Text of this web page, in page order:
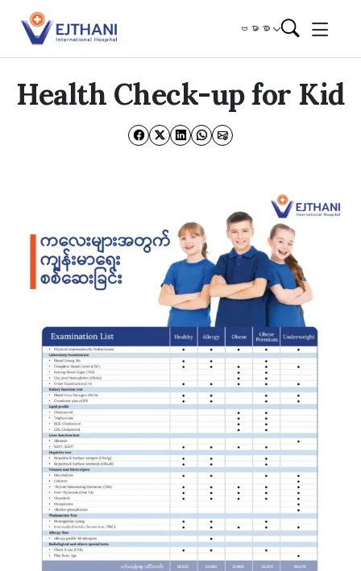
Skip to content
ဗမာစာ
Health Check-up for Kid